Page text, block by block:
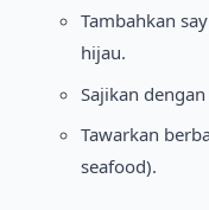
Tambahkan
hijau.
Sajikan
Tawarkan
seafood).